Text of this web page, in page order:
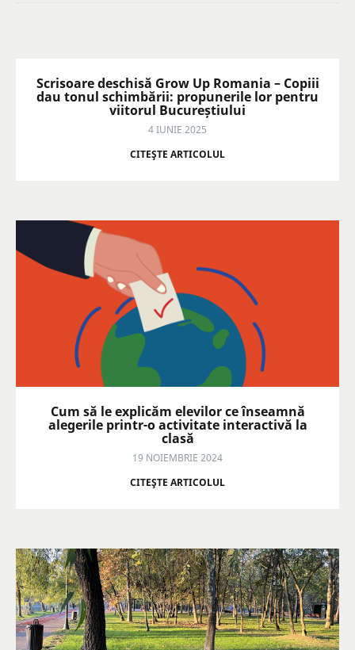
Scrisoare deschisă Grow Up Romania – Copiii
dau tonul schimbării: propunerile lor pentru
viitorul Bucureștiului
4 IUNIE 2025
CITEŞTE ARTICOLUL
Cum să le explicăm elevilor ce înseamnă
alegerile printr-o activitate interactivă la
clasă
19 NOIEMBRIE 2024
CITEŞTE ARTICOLUL